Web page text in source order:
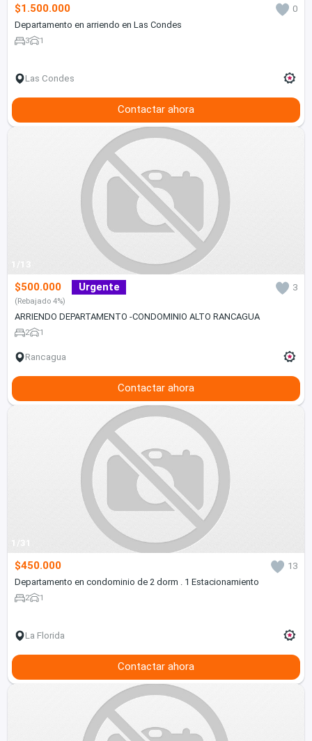
$1.500.000
0
Departamento en arriendo en Las Condes
3 1
Las Condes
Contactar ahora
1/13
$500.000 Urgente 3
(Rebajado 4%)
ARRIENDO DEPARTAMENTO -CONDOMINIO ALTO RANCAGUA
2 1
Rancagua
Contactar ahora
1/31
$450.000
13
Departamento en condominio de 2 dorm . 1 Estacionamiento
2 1
La Florida
Contactar ahora